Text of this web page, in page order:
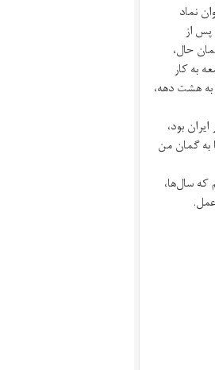
نماد
پس از
حال،
آزادی و توسعه به کار
هشت دهه،
ایران بود،
یا به گمان من
سال‌ها،